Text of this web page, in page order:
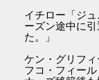
イチロー「ジ
ーズン途中に
た。」
ケン・グリフ
フコ・フィー